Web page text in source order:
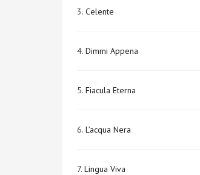
3. Celente
4. Dimmi Appena
5. Fiacula Eterna
6. L’acqua Nera
7. Lingua Viva